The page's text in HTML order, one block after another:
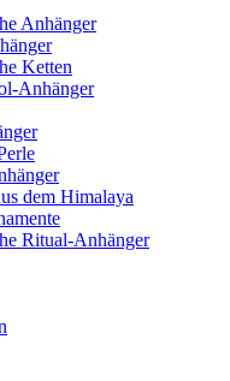
Anhänger
Ketten
Anhänger
dem Himalaya
Ritual-Anhänger